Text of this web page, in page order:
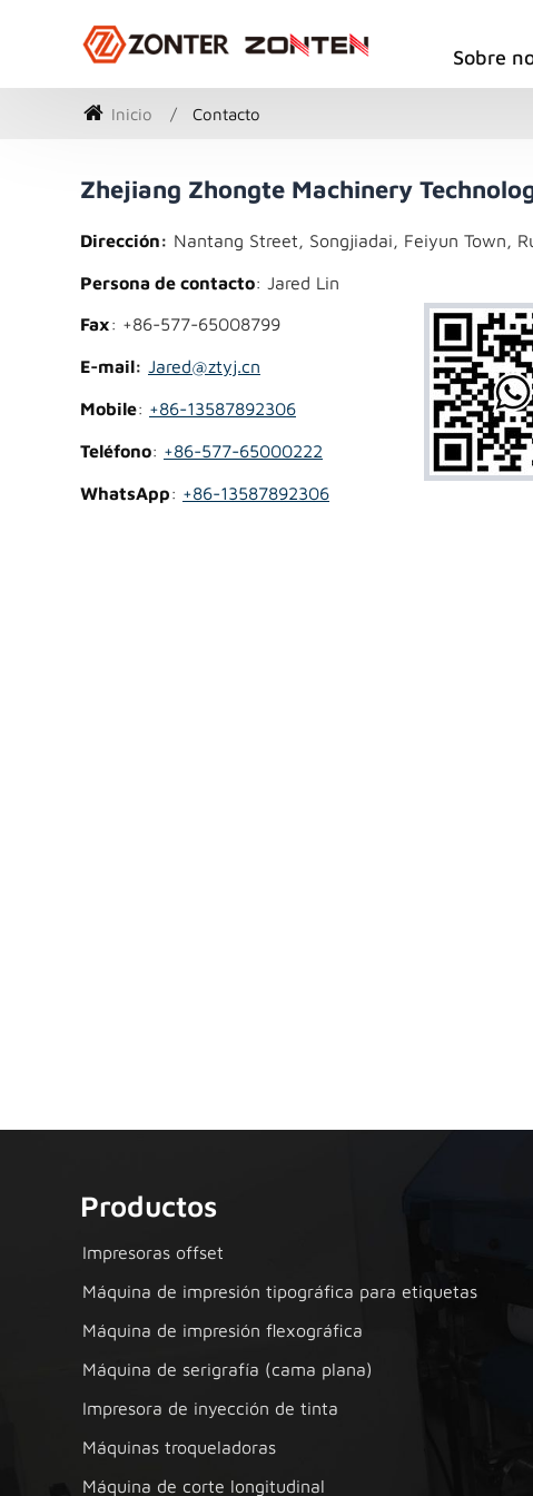
Sobre
Inicio Contacto
Zhejiang Zhongte Machinery
Dirección: Nantang Street, Songjiadai, Feiyun Town,
Persona de contacto: Jared Lin
Fax: +86-577-65008799
E-mail: Jared@ztyj.cn
Mobile: +86-13587892306
Teléfono: +86-577-65000222
WhatsApp: +86-13587892306
Productos
Impresoras offset
Máquina de impresión tipográfica para etiquetas
Máquina de impresión flexográfica
Máquina de serigrafía (cama plana)
Impresora de inyección de tinta
Máquinas troqueladoras
Máquina de corte longitudinal